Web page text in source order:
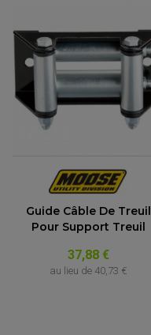
Guide Câble De Treuil
Pour Support Treuil
37,88 €
au lieu de 40,73 €